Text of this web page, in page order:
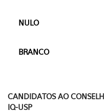
NULO
BRANCO
CANDIDATOS AO
IQ-USP